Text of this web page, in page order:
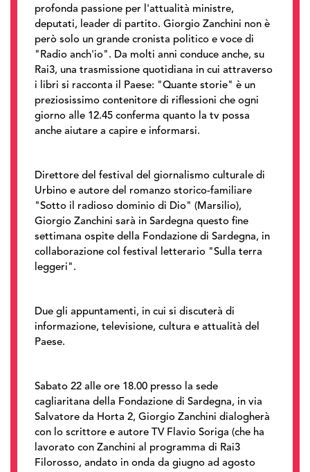
profonda passione per l'attualità ministre,
deputati, leader di partito. Giorgio Zanchini non è
però solo un grande cronista politico e voce di
"Radio anch'io". Da molti anni conduce anche, su
Rai3, una trasmissione quotidiana in cui attraverso
i libri si racconta il Paese: "Quante storie" è un
preziosissimo contenitore di riflessioni che ogni
giorno alle 12.45 conferma quanto la tv possa
anche aiutare a capire e informarsi.
Direttore del festival del giornalismo culturale di
Urbino e autore del romanzo storico-familiare
"Sotto il radioso dominio di Dio" (Marsilio),
Giorgio Zanchini sarà in Sardegna questo fine
settimana ospite della Fondazione di Sardegna, in
collaborazione col festival letterario "Sulla terra
leggeri".
Due gli appuntamenti, in cui si discuterà di
informazione, televisione, cultura e attualità del
Paese.
Sabato 22 alle ore 18.00 presso la sede
cagliaritana della Fondazione di Sardegna, in via
Salvatore da Horta 2, Giorgio Zanchini dialogherà
con lo scrittore e autore TV Flavio Soriga (che ha
lavorato con Zanchini al programma di Rai3
Filorosso, andato in onda da giugno ad agosto